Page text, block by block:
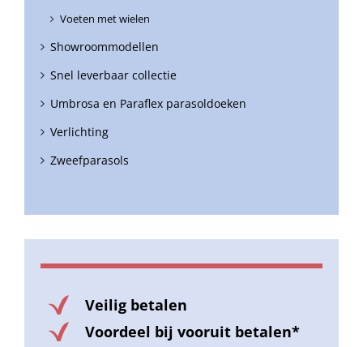
Voeten met wielen
Showroommodellen
Snel leverbaar collectie
Umbrosa en Paraflex parasoldoeken
Verlichting
Zweefparasols
Veilig betalen
Voordeel bij vooruit betalen*